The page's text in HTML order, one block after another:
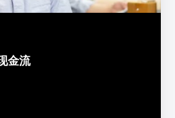
金流
INCREASE YOUR CASH